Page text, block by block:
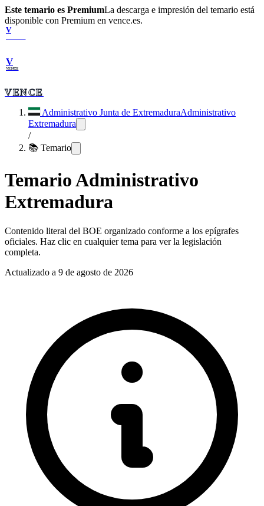
Este temario es PremiumLa descarga e impresión del temario está
disponible con Premium en vence.es.
V
V
VENCE
VENCE
Administrativo Junta de ExtremaduraAdministrativo
Extremadura
/
📚 Temario
TemarioAdministrativo
Extremadura
Contenido literal del BOE organizado conforme a los epígrafes
oficiales. Haz clic en cualquier tema para ver la legislación
completa.
Actualizado a 9 de agosto de 2026